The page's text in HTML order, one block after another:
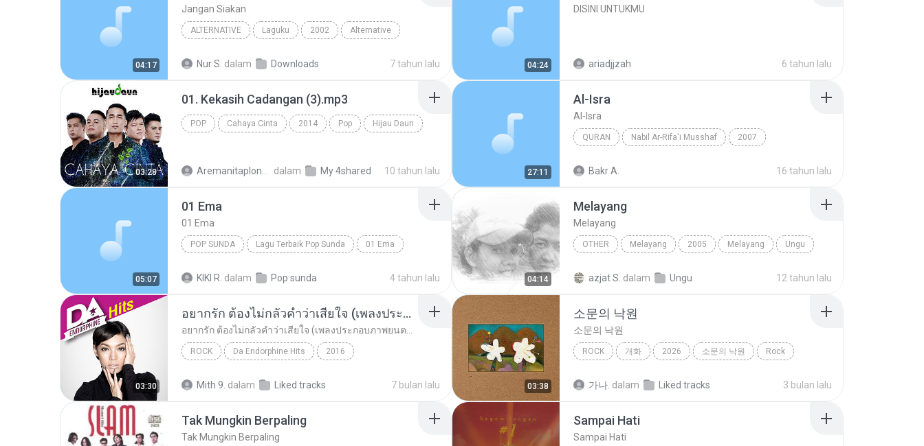
04:17
Jangan Siakan
ALTERNATIVE Laguku 2002 Alternative
Nur S. dalam Downloads 7 tahun lalu 04:24
DISINI UNTUKMU
ariadjjzah 6 tahun lalu
03:28
01. Kekasih Cadangan (3).mp3
POP Cahaya Cinta 2014 Pop Hijau Daun
dalam My 4shared 10 tahun lalu 27:11
Al-Isra
Al-Isra
QURAN Nabil Ar-Rifa'i Musshaf 2007
Bakr A. 16 tahun lalu
05:07
01 Ema
01 Ema
POP SUNDA Lagu Terbaik Pop Sunda 01 Ema
KIKI R. dalam Pop sunda 4 tahun lalu 04:14
Melayang
Melayang
OTHER Melayang 2005 Melayang Ungu
azjat S. dalam Ungu 12 tahun lalu
03:30
อยากรัก ต้องไม่กลัวคำว่าเสียใจ (เพลงประกอบภาพยนตร์ รัก 7 ปี ดี 7 หน)
ROCK Da Endorphine Hits 2016
Mith 9. dalam Liked tracks 7 bulan lalu 03:38
소문의 낙원
소문의 낙원
ROCK 개화 2026 소문의 낙원 Rock
가나. dalam Liked tracks 3 bulan lalu
Tak Mungkin Berpaling
Tak Mungkin Berpaling
Sampai Hati
Sampai Hati